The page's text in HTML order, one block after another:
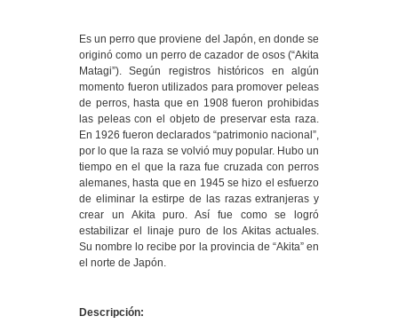
Es un perro que proviene del Japón, en donde se
originó como un perro de cazador de osos (“Akita
Matagi”). Según registros históricos en algún
momento fueron utilizados para promover peleas
de perros, hasta que en 1908 fueron prohibidas
las peleas con el objeto de preservar esta raza.
En 1926 fueron declarados “patrimonio nacional”,
por lo que la raza se volvió muy popular. Hubo un
tiempo en el que la raza fue cruzada con perros
alemanes, hasta que en 1945 se hizo el esfuerzo
de eliminar la estirpe de las razas extranjeras y
crear un Akita puro. Así fue como se logró
estabilizar el linaje puro de los Akitas actuales.
Su nombre lo recibe por la provincia de “Akita” en
el norte de Japón.
Descripción: